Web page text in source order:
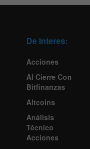
De Interes:
Acciones
Al Cierre Con
Bitfinanzas
Altcoins
Análisis
Técnico
Acciones